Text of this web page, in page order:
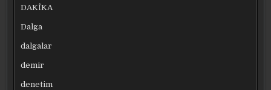
DAKİKA
Dalga
dalgalar
demir
denetim